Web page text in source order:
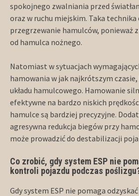
spokojnego zwalniania przed
oraz w ruchu miejskim. Taka technika
przegrzewanie hamulców, ponieważ
od hamulca nożnego.
Natomiast w sytuacjach
hamowania w jak najkrótszym
układu hamulcowego. Hamowanie
efektywne na bardzo niskich
hamulce są bardziej precyzyjne.
agresywna redukcja biegów przy
może prowadzić do destabilizacji
Co zrobić, gdy system ESP nie
kontroli pojazdu podczas
Gdy system ESP nie pomaga